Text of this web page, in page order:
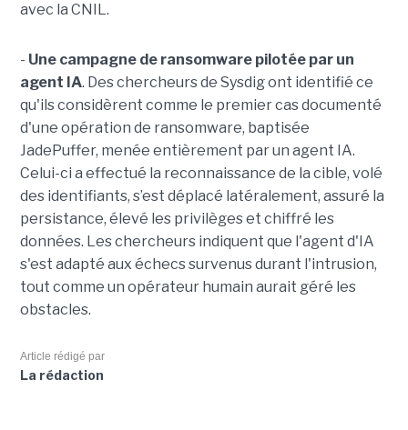
avec la CNIL.
- Une campagne de ransomware pilotée par un
agent IA. Des chercheurs de Sysdig ont identifié ce
qu'ils considèrent comme le premier cas documenté
d'une opération de ransomware, baptisée
JadePuffer, menée entièrement par un agent IA.
Celui-ci a effectué la reconnaissance de la cible, volé
des identifiants, s’est déplacé latéralement, assuré la
persistance, élevé les privilèges et chiffré les
données. Les chercheurs indiquent que l'agent d'IA
s'est adapté aux échecs survenus durant l'intrusion,
tout comme un opérateur humain aurait géré les
obstacles.
Article rédigé par
La rédaction